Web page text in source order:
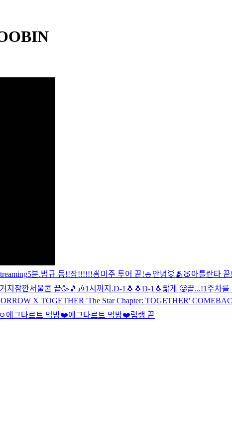
5분.범규 등!!장!!!!!!🍜 미주 투어 끝!🍚 안녕🦊 🫂🍑아틀란타 끝!
지 잠깐서울콘 끝🥳 🎵🎶1시까지.D-1🐧🐧D-1🐧짧게 🥲끝...!1주차를
X TOGETHER 'The Star Chapter: TOGETHER'
에그타르트 먹방❤️에그타르트 먹방❤️럽랭 끝